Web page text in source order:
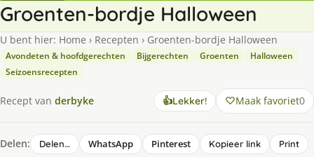
Groenten-bordje Halloween
U bent hier: Home › Recepten › Groenten-bordje Halloween
Avondeten & hoofdgerechten Bijgerechten Groenten
Halloween
Seizoensrecepten
Recept van derbyke 👍Lekker! Maak favoriet0
Delen: Delen… WhatsApp Pinterest Kopieer link Print